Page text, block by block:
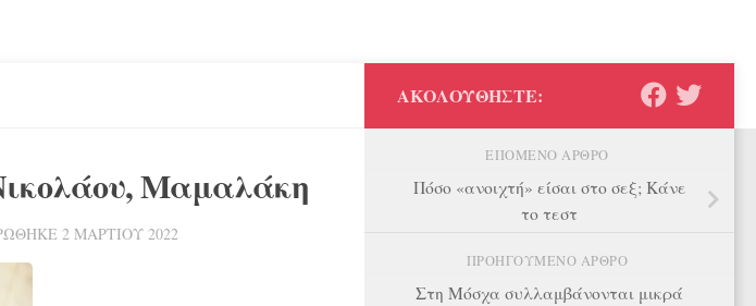
Μαμαλάκη
2 ΜΑΡΤΊΟΥ 2022
ΑΚΟΛΟΥΘΉΣΤΕ:
ΕΠΌΜΕΝΟ ΆΡΘΡΟ
Πόσο «ανοιχτή» είσαι στο σεξ; Κάνε
το τεστ
ΠΡΟΗΓΟΎΜΕΝΟ ΆΡΘΡΟ
Στη Μόσχα συλλαμβάνονται μικρά